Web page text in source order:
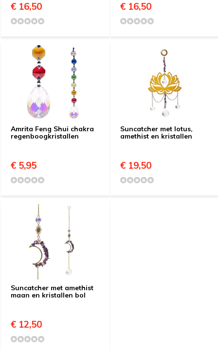
€ 16,50 € 16,50
Amrita Feng Shui chakra
regenboogkristallen
€ 5,95
Suncatcher met lotus,
amethist en kristallen
€ 19,50
Suncatcher met amethist
maan en kristallen bol
€ 12,50